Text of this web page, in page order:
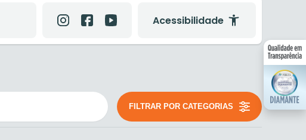
Acessibilidade
FILTRAR POR CATEGORIAS